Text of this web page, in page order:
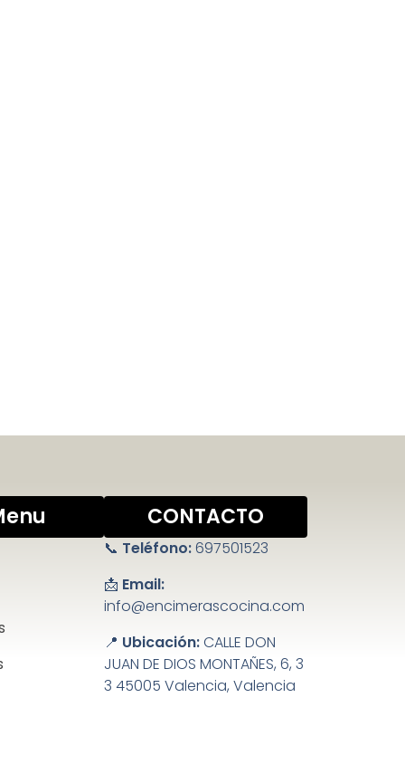
CONTACTO
📞 Teléfono:697501523
📩 Email:
info@encimerascocina.com
📍 Ubicación:CALLE DON
JUAN DE DIOS MONTAÑES, 6, 3
3 45005 Valencia, Valencia